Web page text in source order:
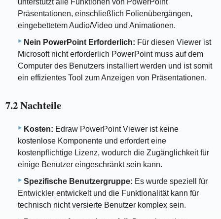
unterstützt alle Funktionen von PowerPoint
Präsentationen, einschließlich Folienübergängen,
eingebettetem Audio/Video und Animationen.
Nein PowerPoint Erforderlich: Für diesen Viewer ist
Microsoft nicht erforderlich PowerPoint muss auf dem
Computer des Benutzers installiert werden und ist somit
ein effizientes Tool zum Anzeigen von Präsentationen.
7.2 Nachteile
Kosten: Edraw PowerPoint Viewer ist keine
kostenlose Komponente und erfordert eine
kostenpflichtige Lizenz, wodurch die Zugänglichkeit für
einige Benutzer eingeschränkt sein kann.
Spezifische Benutzergruppe: Es wurde speziell für
Entwickler entwickelt und die Funktionalität kann für
technisch nicht versierte Benutzer komplex sein.